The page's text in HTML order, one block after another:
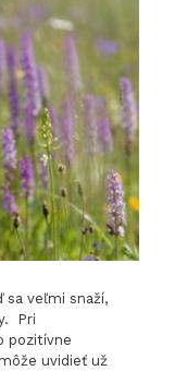
sa veľmi snaží,
Pri
pozitívne
uvidieť už